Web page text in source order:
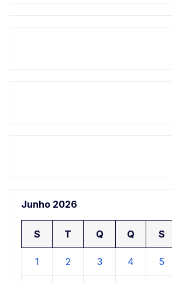
Junho 2026
S T Q Q S
1 2 3 4 5